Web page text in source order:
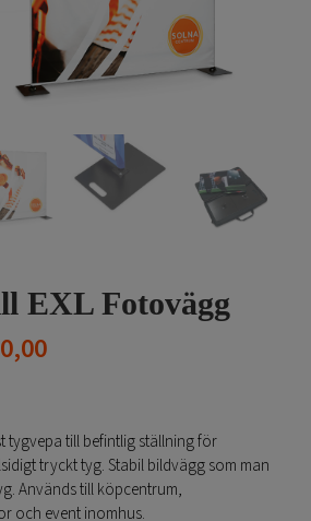
EXL Fotovägg
tygvepa till befintlig ställning för
tryckt tyg. Stabil bildvägg som man
Används till köpcentrum,
och event inomhus.